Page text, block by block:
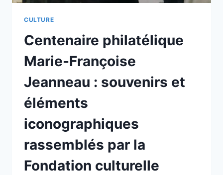
CULTURE
Centenaire philatélique
Marie-Françoise
Jeanneau : souvenirs et
éléments
iconographiques
rassemblés par la
Fondation culturelle